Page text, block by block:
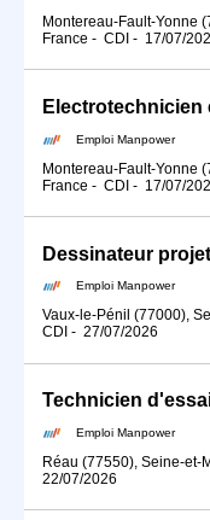
Montereau-Fault-Yonne
France - CDI - 17/07/
Electrotechnicien
Emploi Manpower
Montereau-Fault-Yonne
France - CDI - 17/07/
Dessinateur
Emploi Manpower
Vaux-le-Pénil (77000),
CDI - 27/07/2026
Technicien
Emploi Manpower
Réau (77550), Seine-et-
22/07/2026